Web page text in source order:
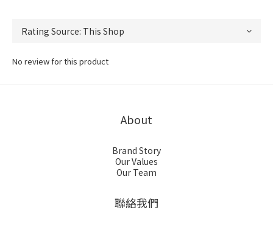
No review for this product
About
Brand Story
Our Values
Our Team
聯絡我們